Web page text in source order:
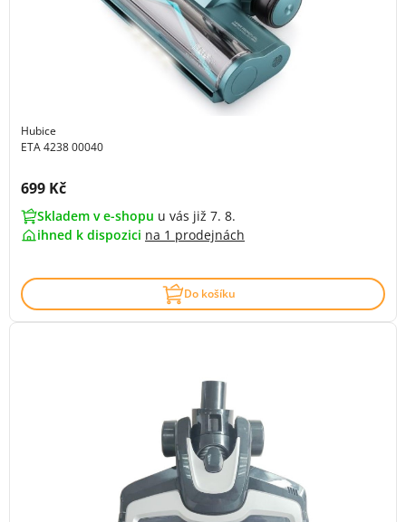
Hubice
ETA 4238 00040
Cena s DPH:
699 Kč
Skladem v e-shopu u vás již 7. 8.
ihned k dispozici na 1 prodejnách
Do košíku